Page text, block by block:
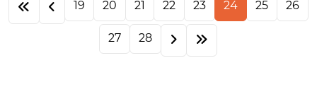
19 20 21 22 23 24 25 26
27 28